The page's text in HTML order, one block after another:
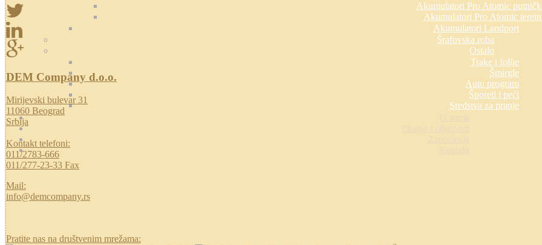
Akumulatori Pro Atomic
Akumulatori Pro Atomic
Akumulatori Landport
Šrafovska roba
Ostalo
Trake i folije
Šmirgle
Auto program
Šporeti i peći
Sredstva za pranje
DEM Company d.o.o.
Mirijevski bulevar 31
11060 Beograd
Srbija
Kontakt telefoni:
011/2783-666
011/277-23-33 Fax
Mail:
info@demcompany.rs
Pratite nas na društvenim mrežama: